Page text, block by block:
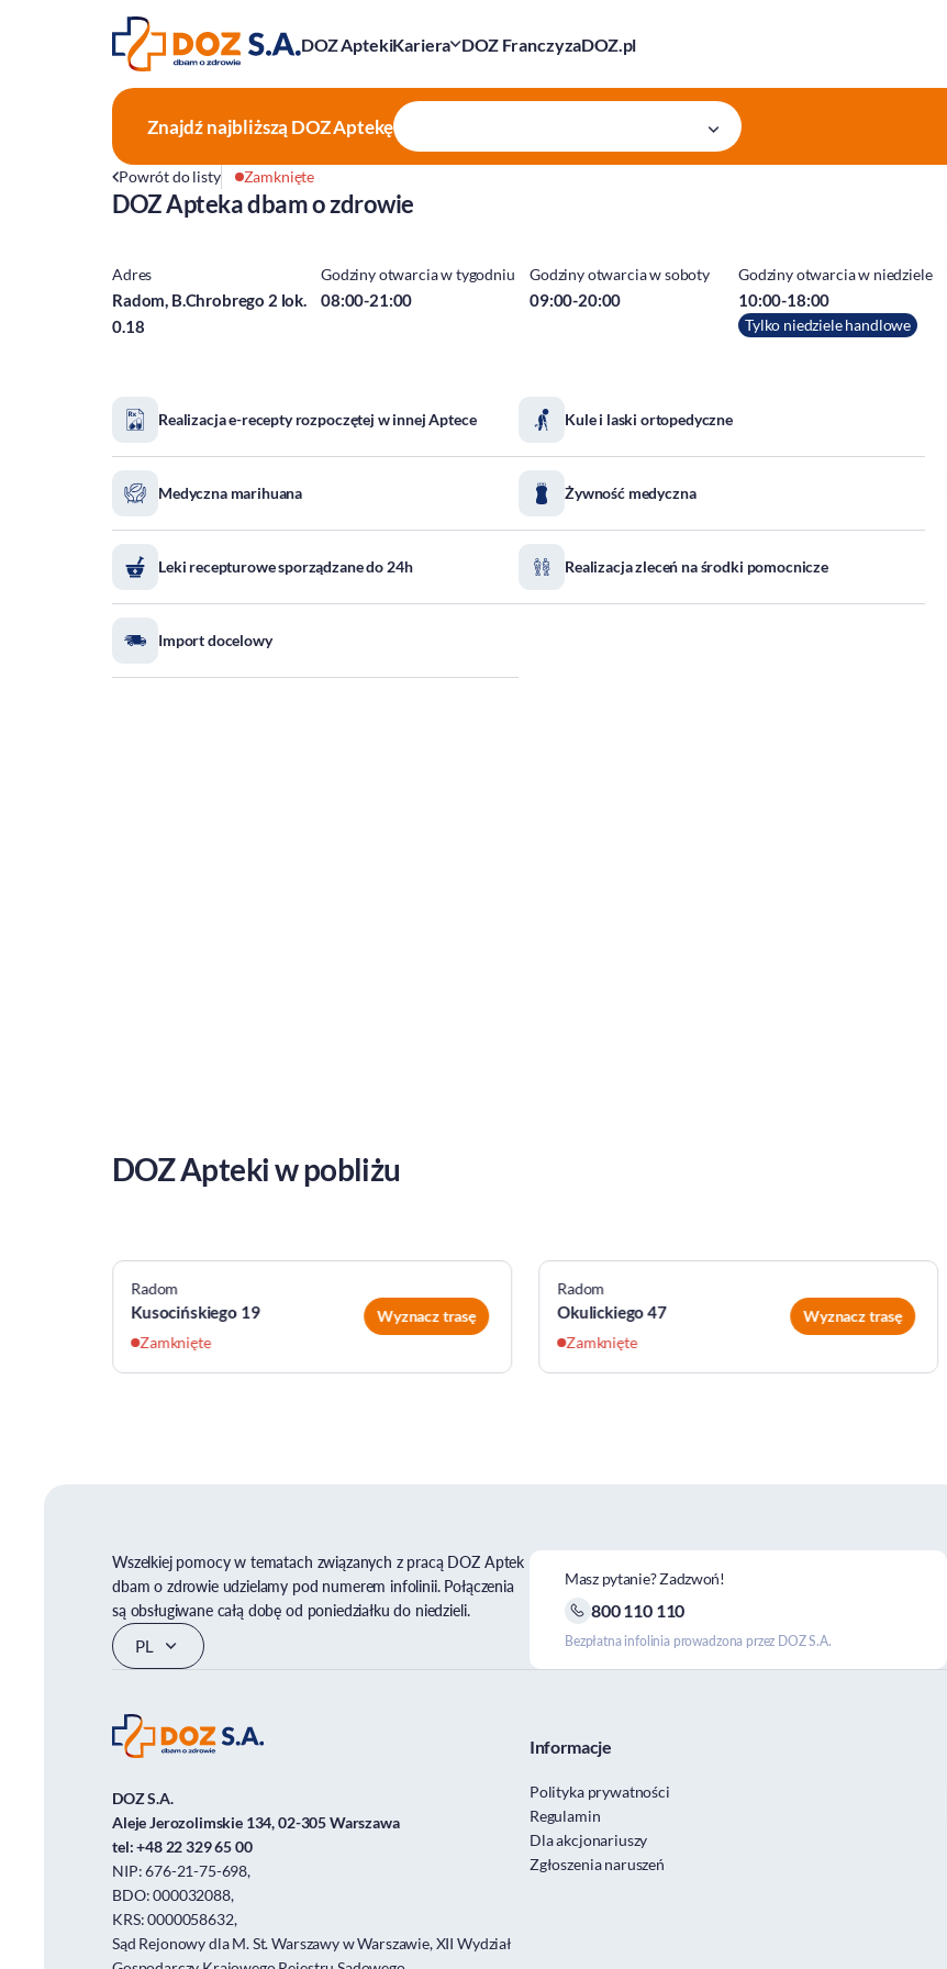
DOZ AptekiKariera DOZ FranczyzaDOZ.pl
Znajdź najbliższą DOZ Aptekę
Powrót do listy Zamknięte
DOZ Apteka dbam o zdrowie
Adres
Radom, B.Chrobrego 2 lok.
0.18
Godziny otwarcia w tygodniu
08:00-21:00
Godziny otwarcia w soboty
09:00-20:00
Godziny otwarcia w niedziele
10:00-18:00
Tylko niedziele handlowe
Realizacja e-recepty rozpoczętej w innej Aptece Kule i laski ortopedyczne
Medyczna marihuana Żywność medyczna
Leki recepturowe sporządzane do 24h Realizacja zleceń na środki pomocnicze
Import docelowy
DOZ Apteki w pobliżu
Radom
Kusocińskiego 19
Zamknięte
Wyznacz trasę
Radom
Okulickiego 47
Zamknięte
Wyznacz trasę
Wszelkiej pomocy w tematach związanych z pracą DOZ Aptek
dbam o zdrowie udzielamy pod numerem infolinii. Połączenia
są obsługiwane całą dobę od poniedziałku do niedzieli.
Masz pytanie? Zadzwoń!
800 110 110
Bezpłatna infolinia prowadzona przez DOZ S.A.
DOZ S.A.
Aleje Jerozolimskie 134, 02-305 Warszawa
tel:+48 22 329 65 00
NIP: 676-21-75-698,
BDO: 000032088,
KRS: 0000058632,
Sąd Rejonowy dla M. St. Warszawy w Warszawie, XII Wydział
Informacje
Polityka prywatności
Regulamin
Dla akcjonariuszy
Zgłoszenia naruszeń